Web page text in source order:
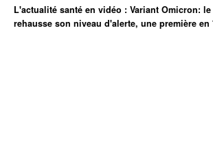
L'actualité santé en vidéo : Variant Omicron: le
rehausse son niveau d'alerte, une première en